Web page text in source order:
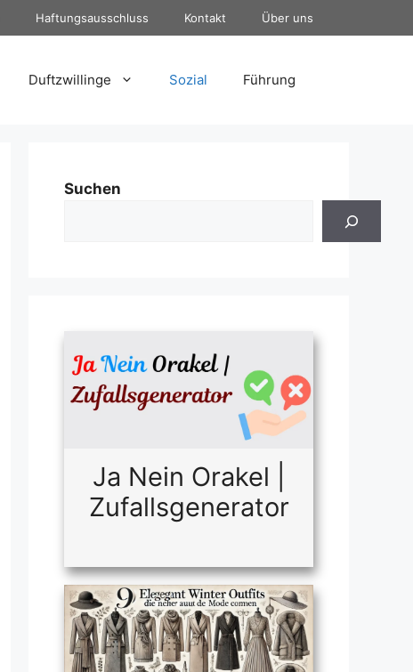
Haftungsausschluss Kontakt Über uns
Duftzwillinge Sozial Führung
Suchen
Ja Nein Orakel |
Zufallsgenerator